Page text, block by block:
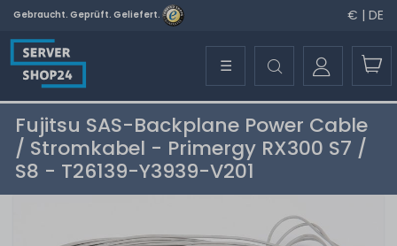
Gebraucht. Geprüft. Geliefert. € | DE
☰
Fujitsu SAS-Backplane Power Cable
/ Stromkabel - Primergy RX300 S7 /
S8 - T26139-Y3939-V201